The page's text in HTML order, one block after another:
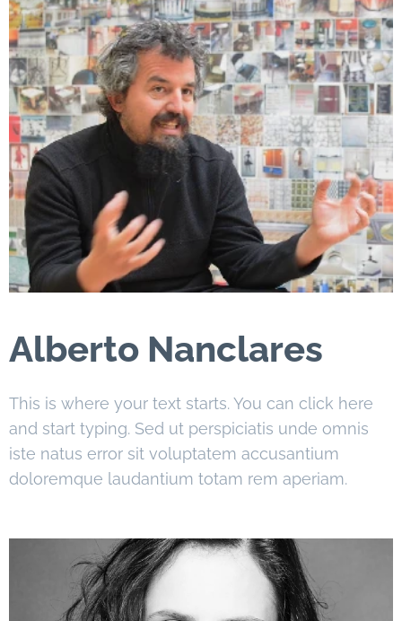
Alberto Nanclares
This is where your text starts. You can click here
and start typing. Sed ut perspiciatis unde omnis
iste natus error sit voluptatem accusantium
doloremque laudantium totam rem aperiam.